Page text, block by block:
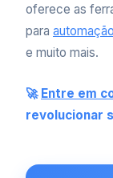
oferece as
para
e muito mais.
🚀 Entre em
revolucionar